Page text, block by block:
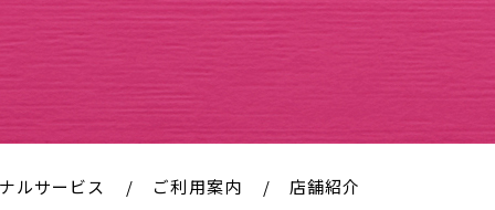
ルサービス ご利用案内 店舗紹介